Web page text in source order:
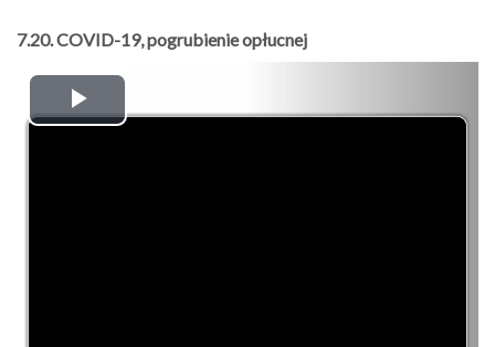
7.20. COVID-19, pogrubienie opłucnej
Play